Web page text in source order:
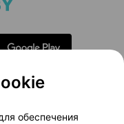
обеспечения